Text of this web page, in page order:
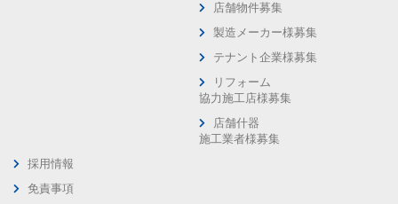
店舗物件募集
製造メーカー様募集
テナント企業様募集
リフォーム
協力施工店様募集
店舗什器
施工業者様募集
採用情報
免責事項